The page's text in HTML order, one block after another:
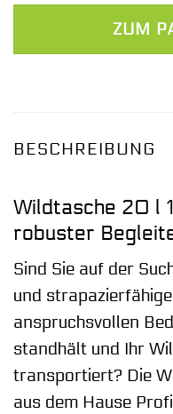
ZUM
BESCHREIBUNG
Wildtasche 20 l
robuster
Sind Sie auf der
und
anspruchsvollen
standhält und Ihr
transportiert? Die
aus dem Hause